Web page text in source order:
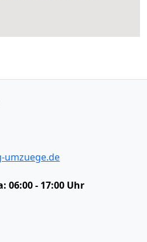
umzuege.de
06:00 - 17:00 Uhr